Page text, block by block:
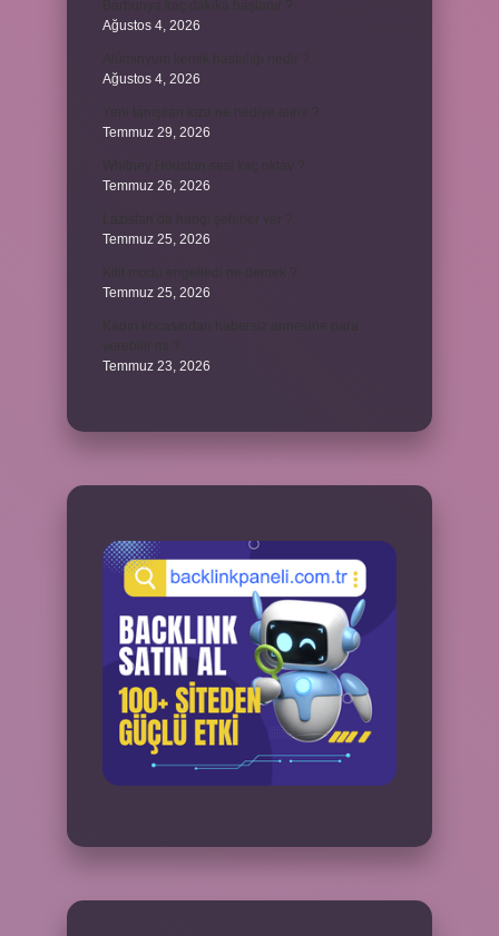
Ağustos 4, 2026
Ağustos 4, 2026
Temmuz 29, 2026
Temmuz 26, 2026
Temmuz 25, 2026
Temmuz 25, 2026
Temmuz 23, 2026